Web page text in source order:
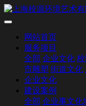
网站首页
服务项目
全部 企业文化
市雕塑 街道文化
企业文化
建设案例
全部 企业事文化